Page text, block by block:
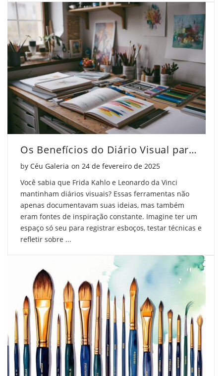
Os Benefícios do Diário Visual para Artistas
by Céu Galeria on Posted on
24 de fevereiro de 2025
Você sabia que Frida Kahlo e Leonardo da Vinci
mantinham diários visuais? Essas ferramentas não
apenas documentavam suas ideias, mas também
eram fontes de inspiração constante. Imagine ter um
espaço só seu para registrar esboços, testar técnicas e
refletir sobre ...